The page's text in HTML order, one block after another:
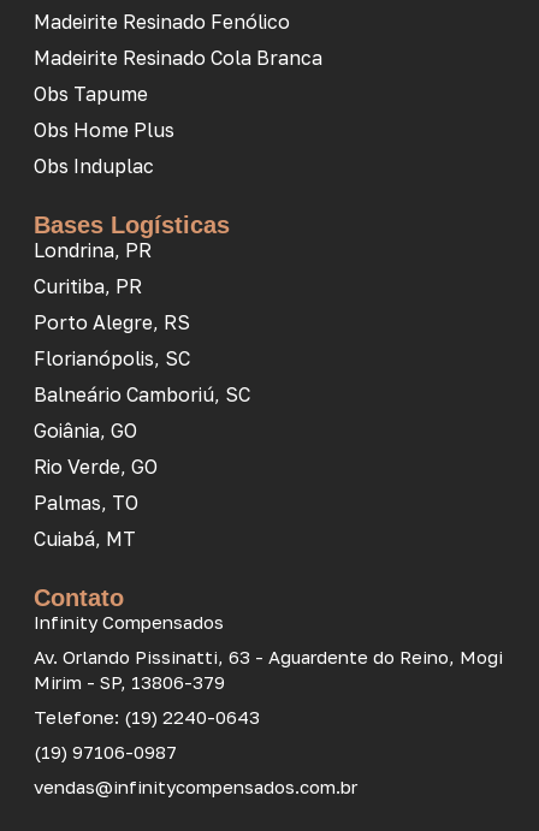
Madeirite Resinado Fenólico
Madeirite Resinado Cola Branca
Obs Tapume
Obs Home Plus
Obs Induplac
Bases Logísticas
Londrina, PR
Curitiba, PR
Porto Alegre, RS
Florianópolis, SC
Balneário Camboriú, SC
Goiânia, GO
Rio Verde, GO
Palmas, TO
Cuiabá, MT
Contato
Infinity Compensados
Av. Orlando Pissinatti, 63 - Aguardente do Reino, Mogi
Mirim - SP, 13806-379
Telefone: (19) 2240-0643
(19) 97106-0987
vendas@infinitycompensados.com.br